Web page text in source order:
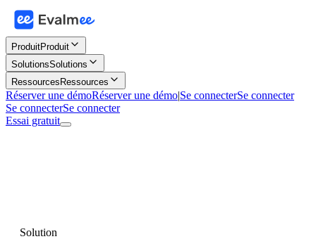
ProduitProduit
SolutionsSolutions
Ressources Ressources
Réserver une démoRéserver une démo|Se connecterSe connecter
Se connecterSe connecter
Essai gratuit
Solution